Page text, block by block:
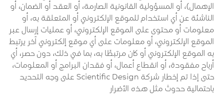
الإهمال)، أو المسؤولية القانونية الصارمة، أو العقد أو الضمان، أو
الناشئة عن أي استخدام للموقع الإلكتروني أو المتعلقة به، أو
معلومات أو محتوى على الموقع الإلكتروني، أو عمليات إرسال عبر
الموقع الإلكتروني، أو معلومات على أي موقع إلكتروني آخر يرتبط
به الموقع الإلكتروني أو كان مرتبطًا به، بما في ذلك، دون حصر، أي
أرباح مفقودة، أو انقطاع أعمال، أو فقدان البرامج أو المعلومات،
حتى إذا تم إخطار شركة Scientific Design على وجه التحديد
باحتمالية حدوث مثل هذه الأضرار